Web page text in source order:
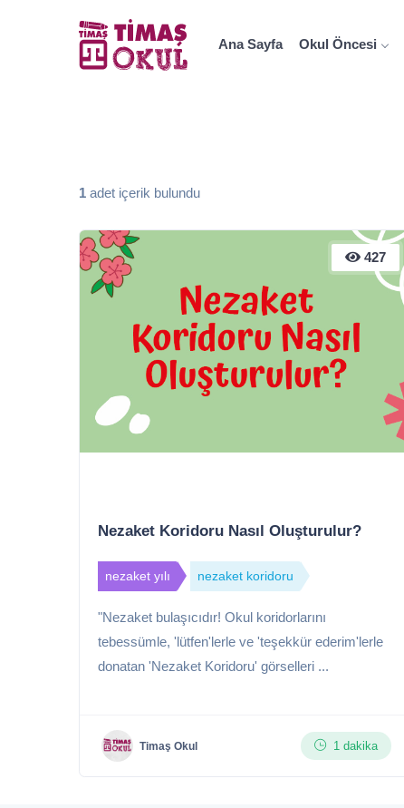
Ana Sayfa Okul Öncesi
1 adet içerik bulundu
427
Nezaket Koridoru Nasıl Oluşturulur?
nezaket yılı nezaket koridoru
"Nezaket bulaşıcıdır! Okul koridorlarını
tebessümle, 'lütfen'lerle ve 'teşekkür ederim'lerle
donatan 'Nezaket Koridoru' görselleri ...
Timaş Okul 1 dakika